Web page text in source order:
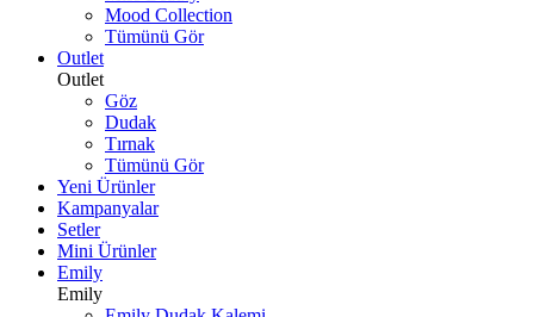
Mood Collection
Tümünü Gör
Outlet
Outlet
Göz
Dudak
Tırnak
Tümünü Gör
Yeni Ürünler
Kampanyalar
Setler
Mini Ürünler
Emily
Emily